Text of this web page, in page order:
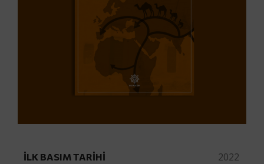
İLK BASIM TARIHI 2022